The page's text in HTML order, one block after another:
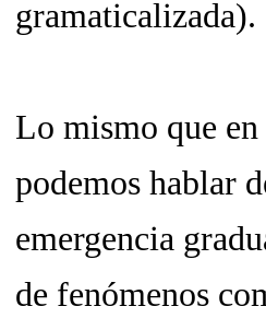
gramaticalizada).
Lo mismo que
podemos hablar
emergencia
de fenómenos